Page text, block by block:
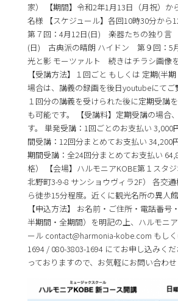
家） 【期間】令和2年1月13日（月祝）か
名様 【スケジュール】各回10時30分から
第７回：4月12日(日) 楽器たちの独り言
(日) 古典派の晴朗 ハイドン 第９回：5
光と影 モーツァルト 続きはチラシ画像を
【受講方法】１回ごと もしくは 定期(半
場合は、講義の録画を後日youtubeにてご
１回分の講義を受けられた後に定期受講
も可能です。 【受講料】定期受講の場合
す。 単発受講：1回ごとのお支払い 3,000
間受講：12回分まとめてお支払い 34,200
期間受講：全24回分まとめてお支払い
格） 【会場】ハルモニアKOBE第１スタ
北野町3-9-8 サンショウヴィラ2F） 各交
ら徒歩15分程度。近くに観光名所の異人館
【申込方法】 お名前・ご住所・電話番号
半期間・全期間）を明記の上、ハルモニ
ール contact@harmonia-kobe.com もし
1694 / 080-3803-1694 にてお申し込みく
っておりますので、お気軽にお問い合わせ